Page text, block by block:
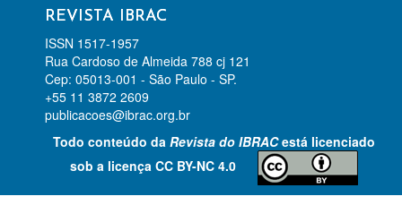
REVISTA IBRAC
ISSN 1517-1957
Rua Cardoso de Almeida 788 cj 121
Cep: 05013-001 - São Paulo - SP.
+55 11 3872 2609
publicacoes@ibrac.org.br
Todo conteúdo da Revista do IBRACestá licenciado
sob a licença CC BY-NC 4.0